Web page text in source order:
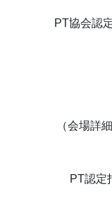
PT協会認
（会場詳
PT認定